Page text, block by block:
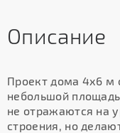
Описание
Проект дома 4х6 м
небольшой
не отражаются на
строения, но